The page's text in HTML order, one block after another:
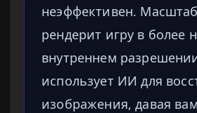
неэффективен.
рендерит игру в более
внутреннем
использует ИИ для
изображения, давая вам